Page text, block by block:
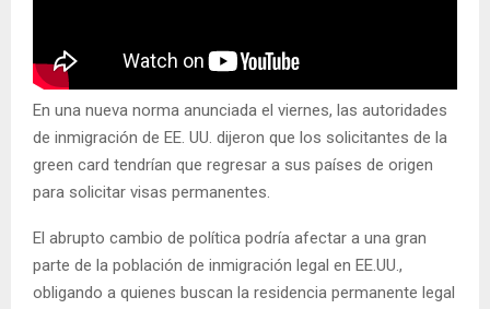
En una nueva norma anunciada el viernes, las autoridades
de inmigración de EE. UU. dijeron que los solicitantes de la
green card tendrían que regresar a sus países de origen
para solicitar visas permanentes.
El abrupto cambio de política podría afectar a una gran
parte de la población de inmigración legal en EE.UU.,
obligando a quienes buscan la residencia permanente legal